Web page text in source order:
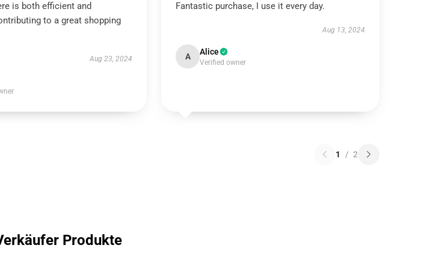
is both efficient and
to a great shopping
Aug 23, 2024
Fantastic purchase, I use it every day.
Aug 13, 2024
A Alice
Verified owner
1 / 2
Produkte